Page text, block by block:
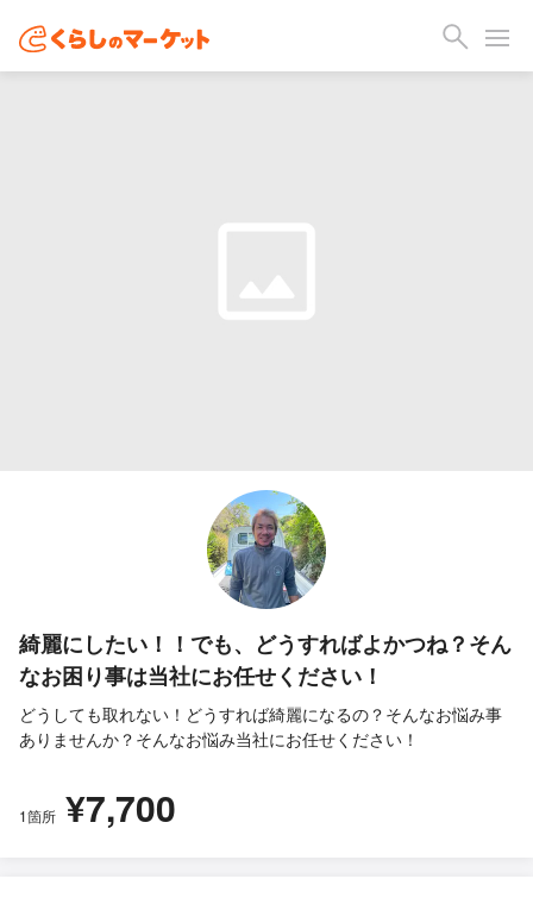
綺麗にしたい！！でも、どうすればよかつね？そん
なお困り事は当社にお任せください！
どうしても取れない！どうすれば綺麗になるの？そんなお悩み事
ありませんか？そんなお悩み当社にお任せください！
1箇所 ¥7,700